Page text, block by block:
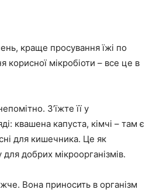
краще просування їжі по
корисної мікробіоти – все це в
З’їжте її у
квашена капуста, кімчі – там є
для кишечника. Це як
добрих мікроорганізмів.
Вона приносить в організм